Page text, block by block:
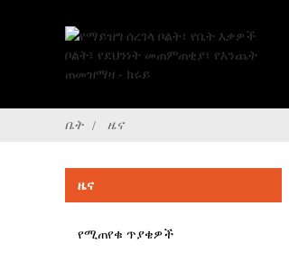
ቤት ዜና
ዜና
የሚጠየቁ ጥያቄዎች